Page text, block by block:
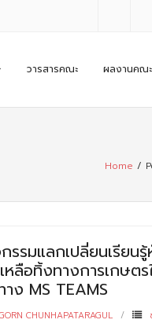
วารสารคณะ ผลงานคณะ
Home /
รรมแลกเปลี่ยนเรียน
หลือทิ้งทางการเกษต
ง MS TEAMS
CHUNHAPATARAGUL